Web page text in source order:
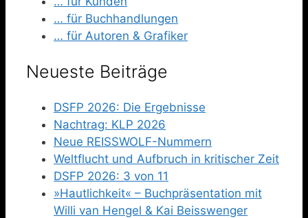
… für Buchhandlungen
… für Autoren & Grafiker
Neueste Beiträge
DSFP 2026: Die Ergebnisse
Nachtrag: KLP 2026
Neue REISSWOLF-Nummern
Weltflucht und Aufbruch in kritischer Zeit
DSFP 2026: 3 von 11
»Hautlichkeit« – Buchpräsentation mit
Willi van Hengel & Kai Beisswenger